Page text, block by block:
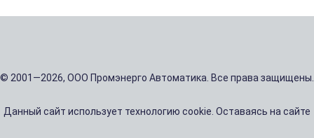
© 2001—2026, ООО Промэнерго Автоматика. Все права защищены.
Данный сайт использует технологию cookie. Оставаясь на сайте